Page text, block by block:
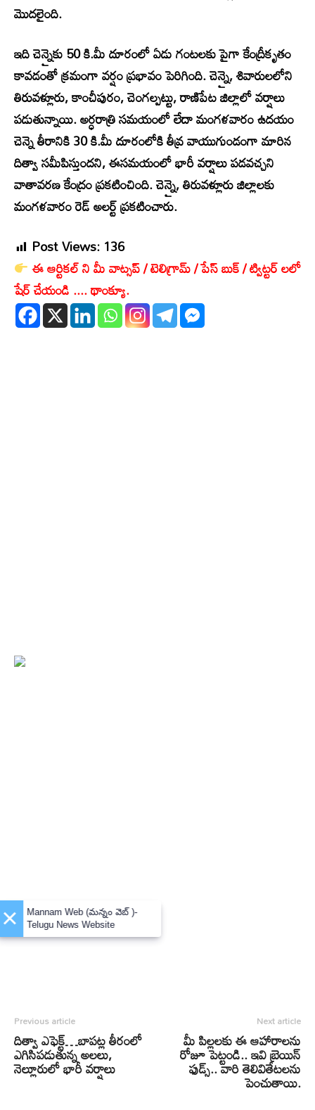
మొదలైంది.
ఇది చెన్నైకు 50 కి.మీ దూరంలో ఏడు గంటలకు పైగా కేంద్రీకృతం
కావడంతో క్రమంగా వర్షం ప్రభావం పెరిగింది. చెన్నై, శివారులలోని
తిరువళ్లూరు, కాంచీపురం, చెంగల్పట్టు, రాణిపేట జిల్లాలో వర్షాలు
పడుతున్నాయి. అర్ధరాత్రి సమయంలో లేదా మంగళవారం ఉదయం
చెన్నె తీరానికి 30 కి.మీ దూరంలోకి తీవ్ర వాయుగుండంగా మారిన
దిత్వా సమీపిస్తుందని, ఈసమయంలో భారీ వర్షాలు పడవచ్చని
వాతావరణ కేంద్రం ప్రకటించింది. చెన్నై, తిరువళ్లూరు జిల్లాలకు
మంగళవారం రెడ్‌ అలర్ట్‌ ప్రకటించారు.
Post Views:136
ఈ ఆర్టికల్ ని మీ వాట్సప్ / టెలిగ్రామ్ / పేస్ బుక్ / ట్విట్టర్ లలో
షేర్ చేయండి .... థాంక్యూ.
Previous article
దిత్వా ఎఫెక్ట్…బాపట్ల తీరంలో
ఎగిసిపడుతున్న అలలు,
నెల్లూరులో భారీ వర్షాలు
Next article
మీ పిల్లలకు ఈ ఆహారాలను
రోజూ పెట్టండి.. ఇవి బ్రెయిన్
ఫుడ్స్‌.. వారి తెలివితేటలను
పెంచుతాయి.
×
Mannam Web (మన్నం వెబ్ )-
Telugu News Website